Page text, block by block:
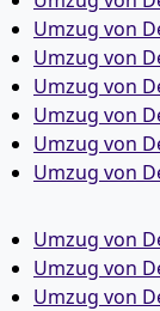
Umzug von
Umzug von
Umzug von
Umzug von
Umzug von
Umzug von
Umzug von
Umzug von
Umzug von